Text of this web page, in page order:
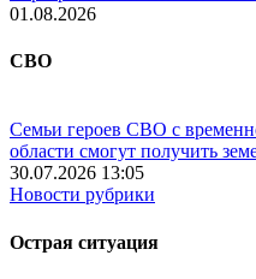
01.08.2026
СВО
Семьи героев СВО с
области смогут получить
30.07.2026 13:05
Новости рубрики
Острая ситуация